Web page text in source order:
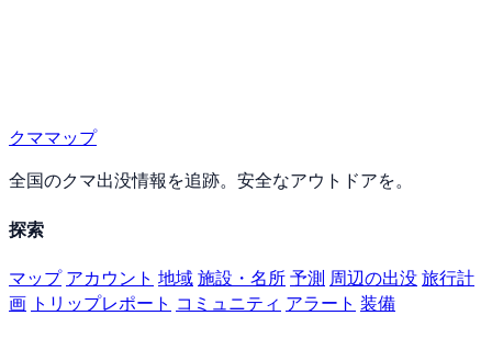
クママップ
全国のクマ出没情報を追跡。安全なアウトドアを。
探索
マップ アカウント 地域施設・名所予測 周辺の出没旅行計
画 トリップレポート コミュニティ アラート 装備